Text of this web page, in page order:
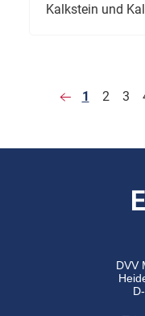
Kalkstein und
1 2 3
DVV